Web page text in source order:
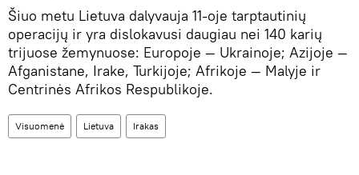
Šiuo metu Lietuva dalyvauja 11-oje tarptautinių
operacijų ir yra dislokavusi daugiau nei 140 karių
trijuose žemynuose: Europoje — Ukrainoje; Azijoje —
Afganistane, Irake, Turkijoje; Afrikoje — Malyje ir
Centrinės Afrikos Respublikoje.
Visuomenė Lietuva Irakas